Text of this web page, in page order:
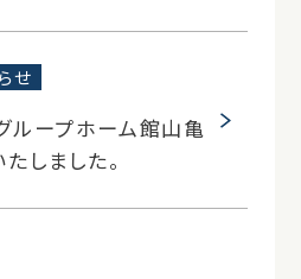
せ
ープホーム館山亀
しました。